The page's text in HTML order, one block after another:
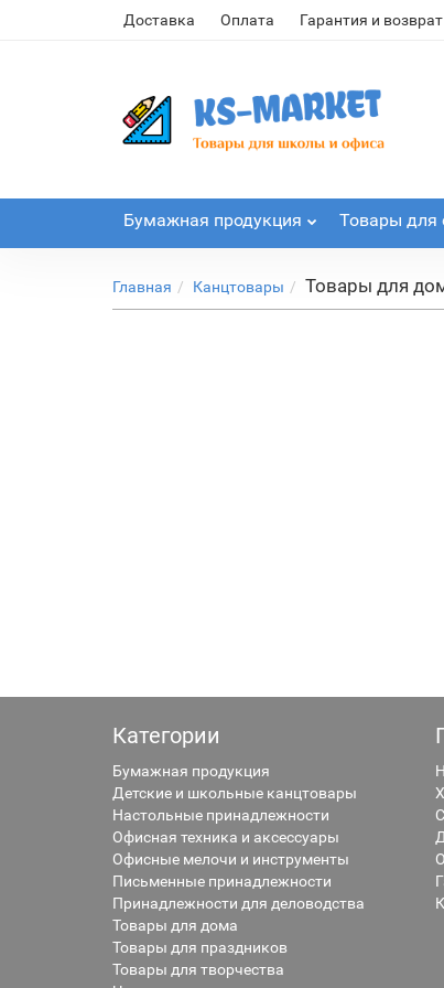
Доставка Оплата Гарантия и
Бумажная продукция Товары для
Главная Канцтовары Товары для
Категории
Бумажная продукция
Детские и школьные канцтовары
Настольные принадлежности
Офисная техника и аксессуары
Офисные мелочи и инструменты
Письменные принадлежности
Принадлежности для деловодства
Товары для дома
Товары для праздников
Товары для творчества